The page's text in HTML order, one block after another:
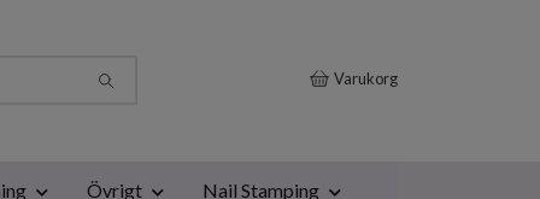
Varukorg
Övrigt Nail Stamping